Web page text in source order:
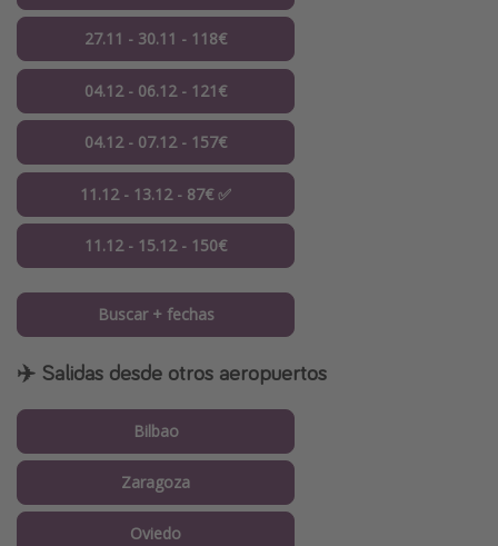
27.11 - 30.11 - 118€
04.12 - 06.12 - 121€
04.12 - 07.12 - 157€
11.12 - 13.12 - 87€ ✅
11.12 - 15.12 - 150€
Buscar + fechas
✈️ Salidas desde otros aeropuertos
Bilbao
Zaragoza
Oviedo